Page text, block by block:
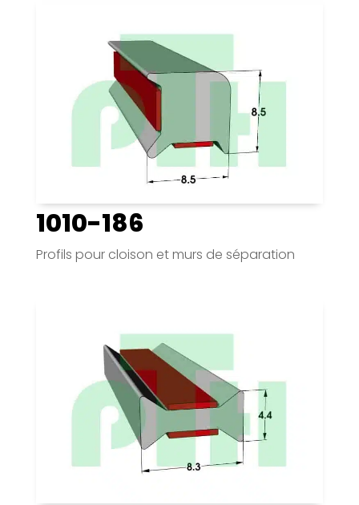
1010-186
Profils pour cloison et murs de séparation